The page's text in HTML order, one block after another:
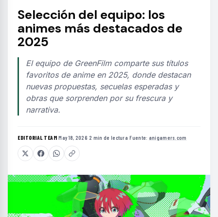
Selección del equipo: los
animes más destacados de
2025
El equipo de GreenFilm comparte sus títulos
favoritos de anime en 2025, donde destacan
nuevas propuestas, secuelas esperadas y
obras que sorprenden por su frescura y
narrativa.
EDITORIAL TEAM·May 18, 2026·2 min de lectura·Fuente: anigamers.com